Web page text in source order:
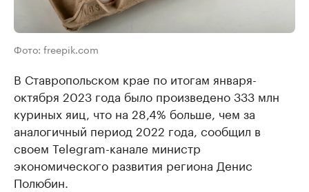
Фото: freepik.com
В Ставропольском крае по итогам января-
октября 2023 года было произведено 333 млн
куриных яиц, что на 28,4% больше, чем за
аналогичный период 2022 года, сообщил в
своем Telegram-канале министр
экономического развития региона Денис
Полюбин.